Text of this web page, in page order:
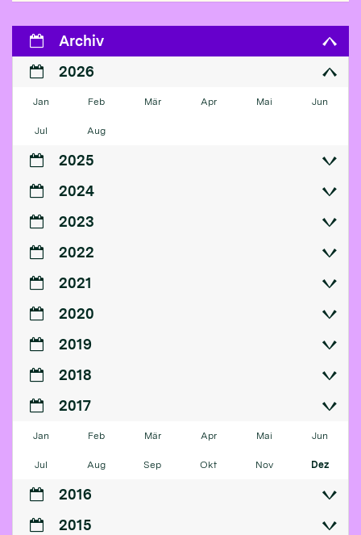
Archiv
2026
Jan Feb Mär Apr Mai Jun
Jul Aug
2025
2024
2023
2022
2021
2020
2019
2018
2017
Jan Feb Mär Apr Mai Jun
Jul Aug Sep Okt Nov Dez
2016
2015